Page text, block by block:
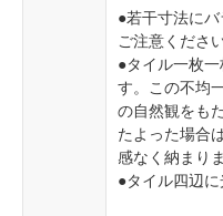
●若干寸法に
ご注意ください
●タイル一枚
す。この不均
の自然観をも
たよった場合
感なく納まりま
●タイル四辺に